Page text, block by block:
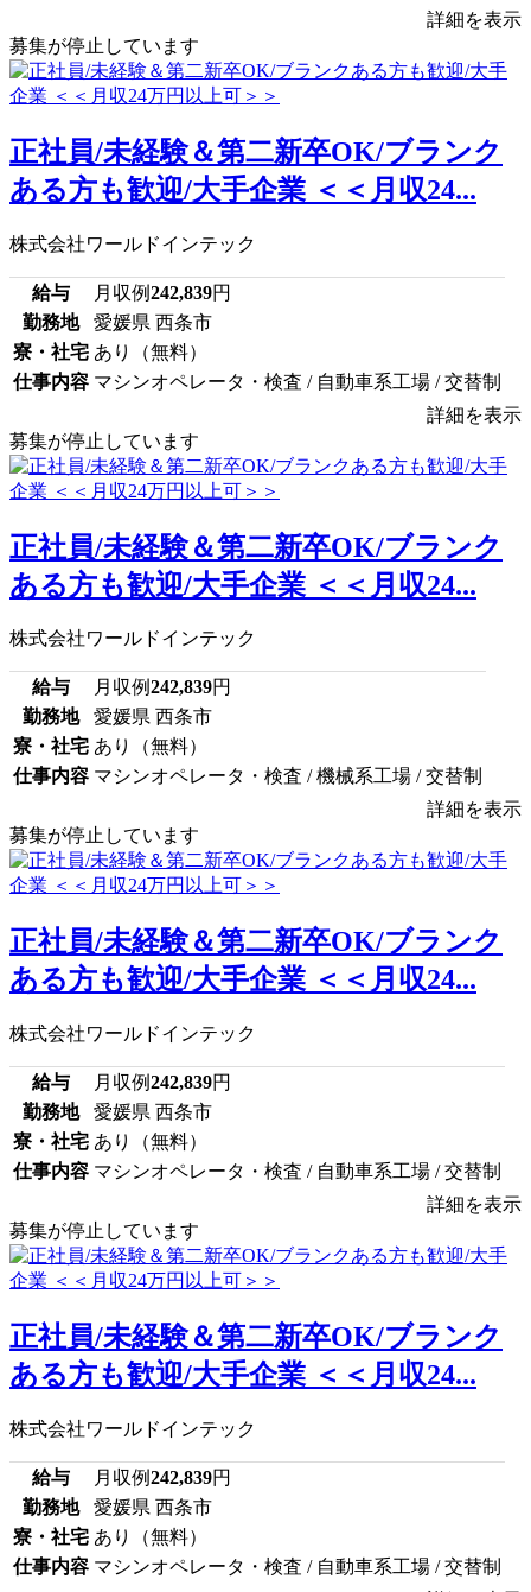
詳細を表示
募集が停止しています
正社員/未経験＆第二新卒OK/ブランク
ある方も歓迎/大手企業 ＜＜月収24...
株式会社ワールドインテック
給与 月収例242,839円
勤務地
愛媛県 西条市
寮・社宅 あり（無料）
仕事内容 マシンオペレータ・検査 / 自動車系工場 / 交替制
詳細を表示
募集が停止しています
正社員/未経験＆第二新卒OK/ブランク
ある方も歓迎/大手企業 ＜＜月収24...
株式会社ワールドインテック
給与 月収例242,839円
勤務地
愛媛県 西条市
寮・社宅 あり（無料）
仕事内容 マシンオペレータ・検査 / 機械系工場 / 交替制
詳細を表示
募集が停止しています
正社員/未経験＆第二新卒OK/ブランク
ある方も歓迎/大手企業 ＜＜月収24...
株式会社ワールドインテック
給与 月収例242,839円
勤務地
愛媛県 西条市
寮・社宅 あり（無料）
仕事内容 マシンオペレータ・検査 / 自動車系工場 / 交替制
詳細を表示
募集が停止しています
正社員/未経験＆第二新卒OK/ブランク
ある方も歓迎/大手企業 ＜＜月収24...
株式会社ワールドインテック
給与 月収例242,839円
勤務地
愛媛県 西条市
寮・社宅 あり（無料）
仕事内容 マシンオペレータ・検査 / 自動車系工場 / 交替制